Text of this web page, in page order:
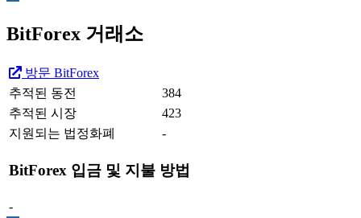
BitForex 거래소
방문 BitForex
추적된 동전
384
추적된 시장
423
지원되는 법정화폐
-
BitForex 입금 및 지불 방법
-